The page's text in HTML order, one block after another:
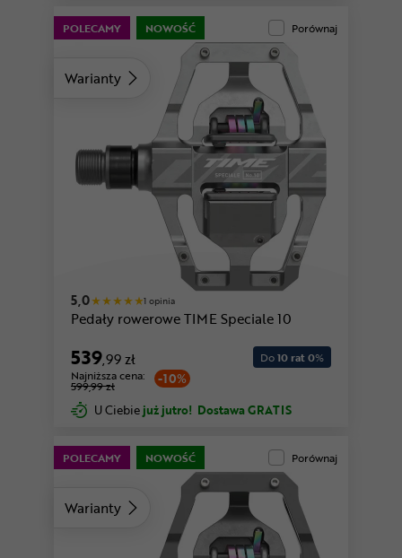
Warianty
POLECAMY NOWOŚĆ Porównaj
5,0 1 opinia
Pedały rowerowe TIME Speciale 10
539,99 zł
-10%
Najniższa cena:
599,99 zł
Do10 rat 0%
U Ciebie już jutro! Dostawa GRATIS
Warianty
POLECAMY NOWOŚĆ Porównaj